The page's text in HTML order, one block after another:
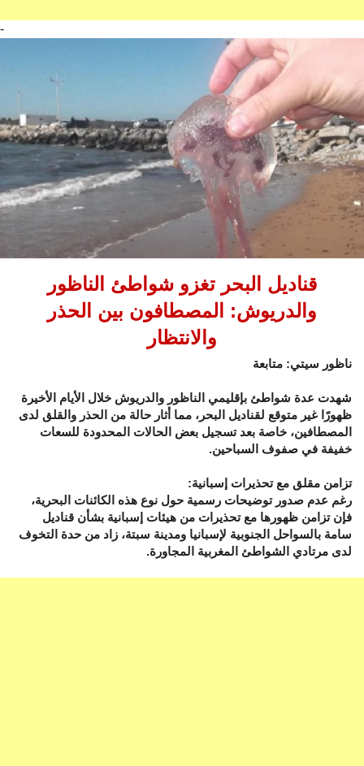
-
قناديل البحر تغزو شواطئ الناظور
والدريوش: المصطافون بين الحذر
والانتظار
ناظور سيتي: متابعة
شهدت عدة شواطئ بإقليمي الناظور والدريوش خلال الأيام الأخيرة
ظهورًا غير متوقع لقناديل البحر، مما أثار حالة من الحذر والقلق لدى
المصطافين، خاصة بعد تسجيل بعض الحالات المحدودة للسعات
خفيفة في صفوف السباحين.
تزامن مقلق مع تحذيرات إسبانية:
رغم عدم صدور توضيحات رسمية حول نوع هذه الكائنات البحرية،
فإن تزامن ظهورها مع تحذيرات من هيئات إسبانية بشأن قناديل
سامة بالسواحل الجنوبية لإسبانيا ومدينة سبتة، زاد من حدة التخوف
لدى مرتادي الشواطئ المغربية المجاورة.